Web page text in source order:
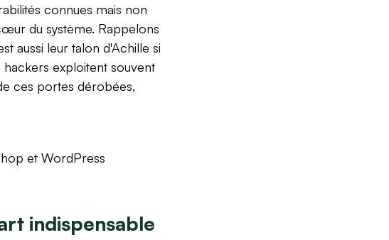
connues mais non
du système. Rappelons
aussi leur talon d'Achille si
hackers exploitent souvent
ces portes dérobées,
et WordPress
indispensable